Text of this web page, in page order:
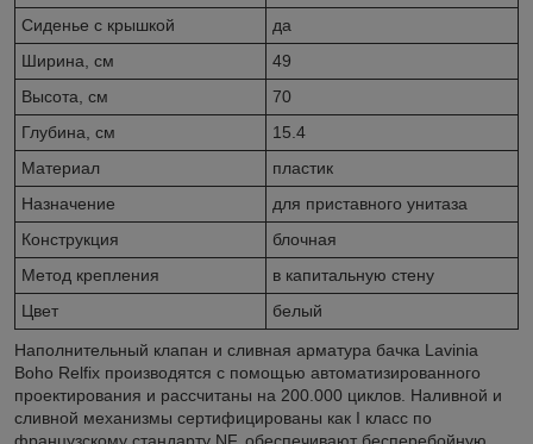
Сиденье c крышкой
да
Ширина, см
49
Высота, см
70
Глубина, см
15.4
Материал
пластик
Назначение
для приставного унитаза
Конструкция
блочная
Метод крепления
в капитальную стену
Цвет
белый
Наполнительный клапан и сливная арматура бачка Lavinia
Boho Relfix производятся с помощью автоматизированного
проектирования и рассчитаны на 200.000 циклов. Наливной и
сливной механизмы сертифицированы как I класс по
французскому стандарту NF, обеспечивают бесперебойную